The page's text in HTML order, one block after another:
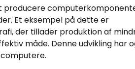
producere
Et eksempel på dette er
der tillader produktion af
måde. Denne udvikling har